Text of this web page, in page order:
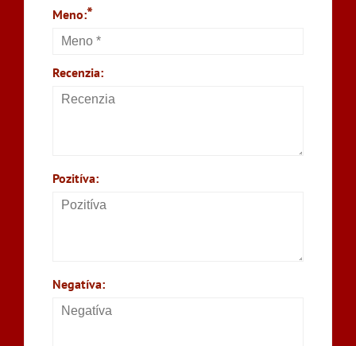
Meno:*
Recenzia:
Pozitíva:
Negatíva: